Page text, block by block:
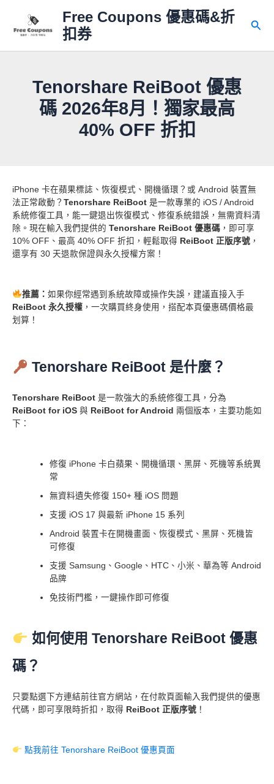
Free Coupons 優惠碼&折
扣券
搜
Tenorshare ReiBoot 優惠
碼 2026年8月！獨家最高
40% OFF 折扣
iPhone 卡在蘋果標誌、恢復模式、開機循環？或 Android 裝置無
法正常啟動？ Tenorshare ReiBoot 是一款專業的 iOS / Android
系統修復工具，能一鍵退出恢復模式、修復系統錯誤，無需資料清
除。現在輸入我們提供的 Tenorshare ReiBoot 優惠碼 ，即可享
10% OFF、最高 40% OFF 折扣，輕鬆取得 ReiBoot 正版序號 ，
還享有 30 天退款保證與永久授權方案！
推薦： 如果你經常遇到系統故障或操作失誤，建議直接入手
ReiBoot 永久授權 ，一次購買終身使用，搭配本頁優惠碼價格最
划算！
Tenorshare ReiBoot 是什麼？
Tenorshare ReiBoot 是一款強大的系統修復工具，分為
ReiBoot for iOS 與 ReiBoot for Android 兩個版本，主要功能如
下：
修復 iPhone 卡白蘋果、開機循環、黑屏、死機等系統異
常
無資料遺失修復 150+ 種 iOS 問題
支援 iOS 17 與最新 iPhone 15 系列
Android 裝置卡在開機畫面、恢復模式、黑屏、死機皆
可修復
支援 Samsung、Google、HTC、小米、華為等 Android
品牌
免技術門檻，一鍵操作即可修復
如何使用 Tenorshare ReiBoot 優惠
碼？
只要點選下方連結前往官方網站，在付款頁面輸入我們提供的優惠
代碼，即可享限時折扣，取得 ReiBoot 正版序號 ！
點我前往 Tenorshare ReiBoot 優惠頁面